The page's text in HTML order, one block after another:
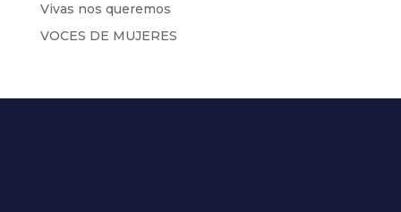
Vivas nos queremos
VOCES DE MUJERES